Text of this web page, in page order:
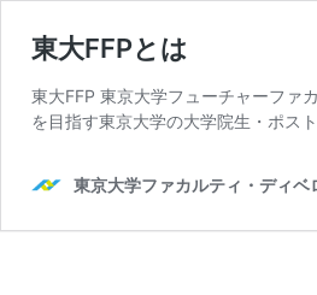
東大FFPとは
東大FFP 東京大学フューチャーファ
を目指す東京大学の大学院生・ポス
東京大学ファカルティ・ディ